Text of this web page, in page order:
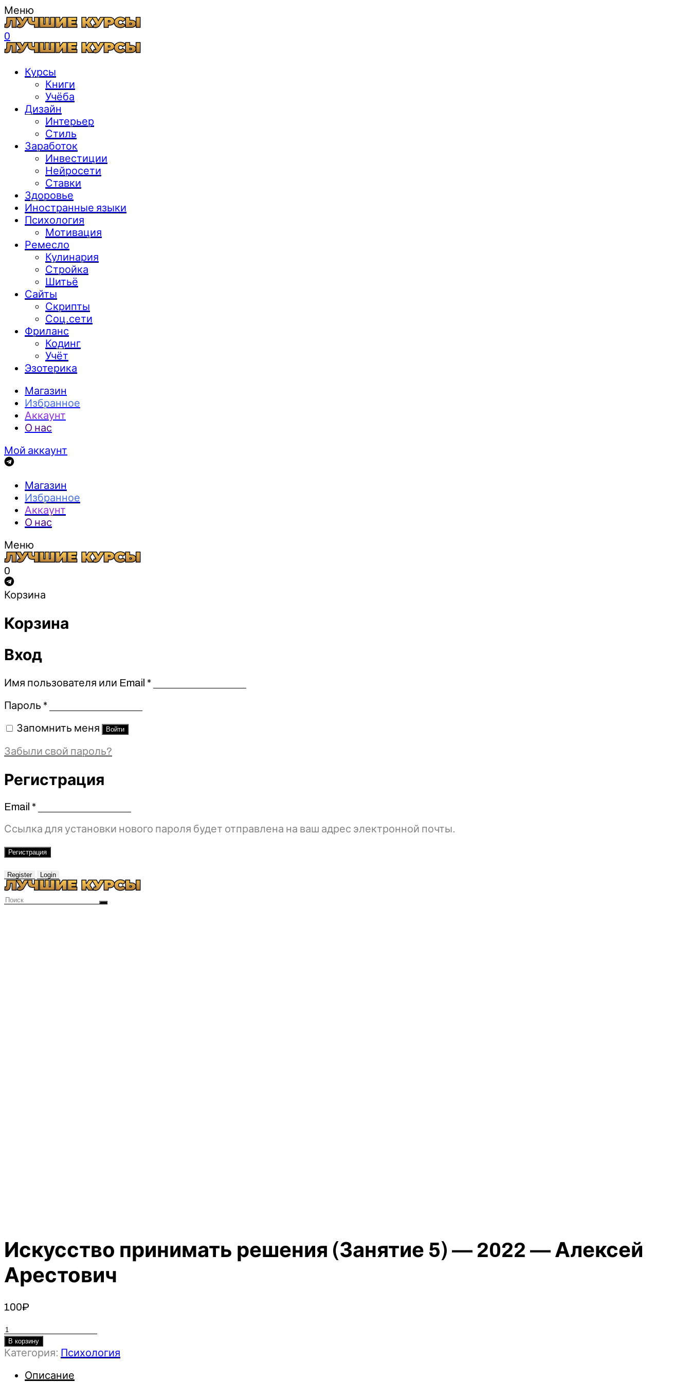
Меню
0
Курсы
Книги
Учёба
Дизайн
Интерьер
Стиль
Заработок
Инвестиции
Нейросети
Ставки
Здоровье
Иностранные языки
Психология
Мотивация
Ремесло
Кулинария
Стройка
Шитьё
Сайты
Скрипты
Соц.сети
Фриланс
Кодинг
Учёт
Эзотерика
Магазин
Избранное
Аккаунт
О нас
Мой аккаунт
Магазин
Избранное
Аккаунт
О нас
Меню
0
Корзина
Корзина
Вход
Имя пользователя или Email *Обязательно
Пароль *Обязательно
Запомнить меня Войти
Забыли свой пароль?
Регистрация
Email *Обязательно
Ссылка для установки нового пароля будет отправлена ​​на ваш адрес электронной почты.
Регистрация
Register Login
Искусство принимать решения (Занятие 5) — 2022 — Алексей
Арестович
100₽
Количество
товара
Искусство
решения
В корзину
Категория: Психология
Описание